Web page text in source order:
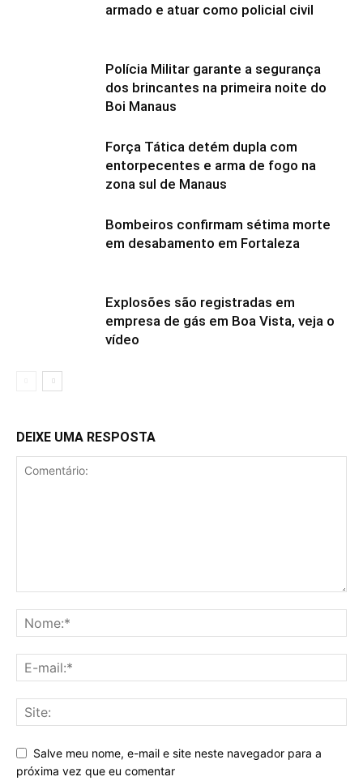
armado e atuar como policial civil
Polícia Militar garante a segurança
dos brincantes na primeira noite do
Boi Manaus
Força Tática detém dupla com
entorpecentes e arma de fogo na
zona sul de Manaus
Bombeiros confirmam sétima morte
em desabamento em Fortaleza
Explosões são registradas em
empresa de gás em Boa Vista, veja o
vídeo
DEIXE UMA RESPOSTA
Salve meu nome, e-mail e site neste navegador para a
próxima vez que eu comentar